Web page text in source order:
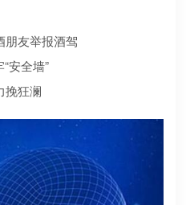
而惹上官司。到底哪些机构真正持牌
付的正规机构
朋友举报酒驾
安全墙”
挽狂澜